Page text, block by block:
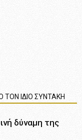
ΤΟΝ ΙΔΙΟ ΣΥΝΤΑΚΗ
δύναμη της